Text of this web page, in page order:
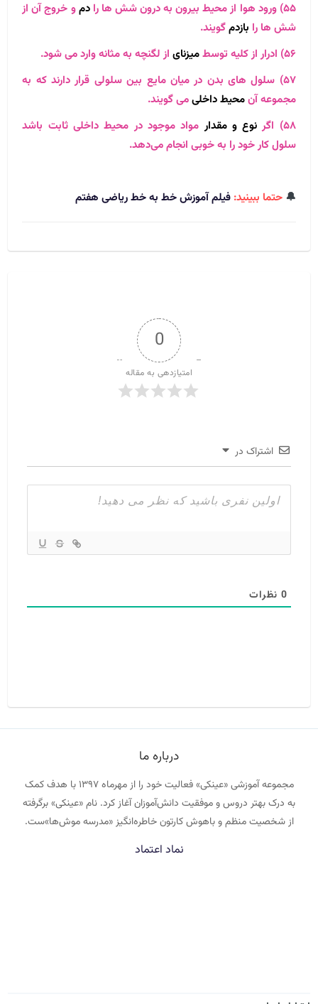
۵۵) ورود هوا از محیط بیرون به درون شش ها را
دمو خروج آن از
شش ها را بازدمگویند.
۵۶) ادرار از کلیه توسط
میزنای از لگنچه به مثانه وارد می شود.
۵۷) سلول های بدن در میان مایع بین سلولی قرار دارند که به
مجموعه آنمحیط داخلیمی گویند.
۵۸) اگر
نوع و مقدارمواد موجود در محیط داخلی ثابت باشد
سلول کار خود را به خوبی انجام می‌دهد.
🔔حتما ببینید: فیلم آموزش خط به خط ریاضی هفتم
0
امتیازدهی به مقاله
اشتراک در
0 نظرات
درباره ما
مجموعه آموزشی «عینکی» فعالیت خود را از مهرماه ۱۳۹۷ با هدف کمک
به درک بهتر دروس و موفقیت دانش‌آموزان آغاز کرد. نام «عینکی» برگرفته
از شخصیت منظم و باهوش کارتون خاطره‌انگیز «مدرسه موش‌ها»ست.
نماد اعتماد